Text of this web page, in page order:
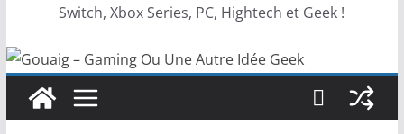
Switch, Xbox Series, PC, Hightech et Geek !